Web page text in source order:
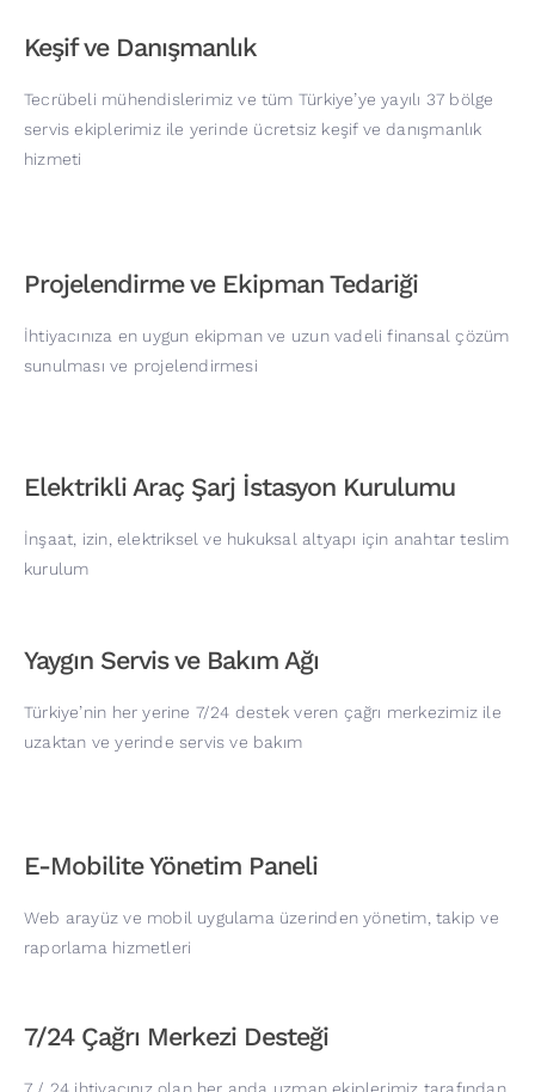
Keşif ve Danışmanlık
Tecrübeli mühendislerimiz ve tüm Türkiye’ye yayılı 37 bölge
servis ekiplerimiz ile yerinde ücretsiz keşif ve danışmanlık
hizmeti
Projelendirme ve Ekipman Tedariği
İhtiyacınıza en uygun ekipman ve uzun vadeli finansal çözüm
sunulması ve projelendirmesi
Elektrikli Araç Şarj İstasyon Kurulumu
İnşaat, izin, elektriksel ve hukuksal altyapı için anahtar teslim
kurulum
Yaygın Servis ve Bakım Ağı
Türkiye’nin her yerine 7/24 destek veren çağrı merkezimiz ile
uzaktan ve yerinde servis ve bakım
E-Mobilite Yönetim Paneli
Web arayüz ve mobil uygulama üzerinden yönetim, takip ve
raporlama hizmetleri
7/24 Çağrı Merkezi Desteği